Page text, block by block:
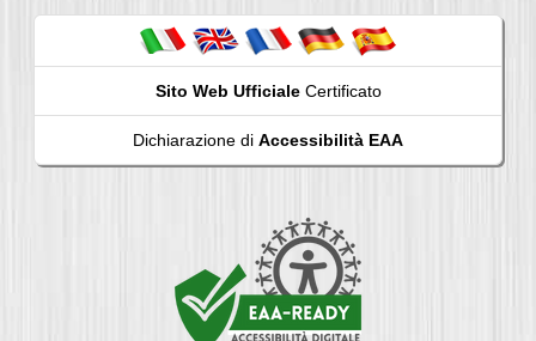
Sito Web UfficialeCertificato
Dichiarazione di Accessibilità EAA